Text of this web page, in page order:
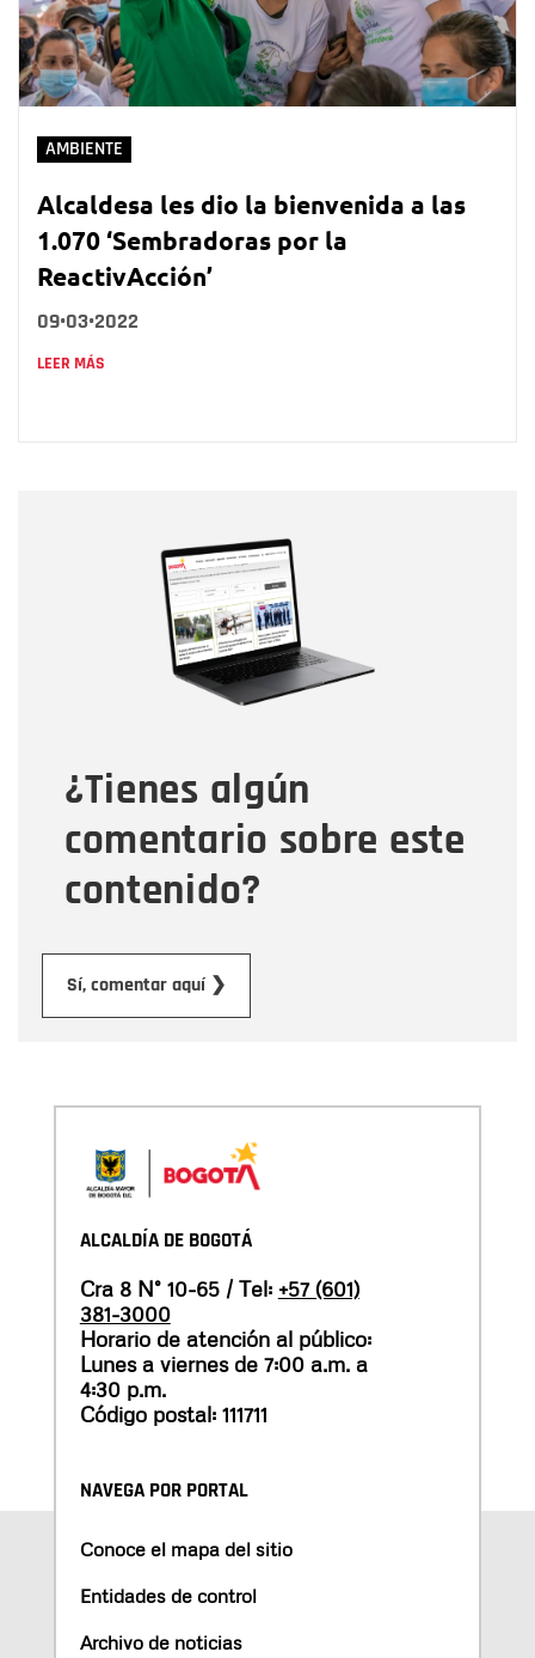
AMBIENTE
Alcaldesa les dio la bienvenida a las
1.070 ‘Sembradoras por la
ReactivAcción’
09•03•2022
LEER MÁS
¿Tienes algún
comentario sobre este
contenido?
Sí, comentar aquí ❯
Correo electrónico
Tipo de comentario
Mensaje
ALCALDÍA DE BOGOTÁ
Cra 8 N° 10-65 / Tel: +57 (601)
381-3000
Horario de atención al público:
Lunes a viernes de 7:00 a.m. a
4:30 p.m.
Código postal: 111711
NAVEGA POR PORTAL
Conoce el mapa del sitio
Entidades de control
Archivo de noticias